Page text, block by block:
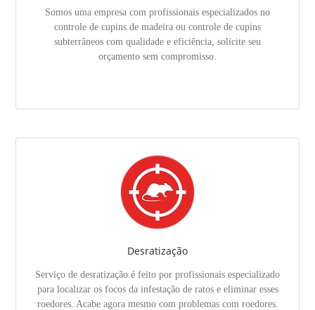
Somos uma empresa com profissionais especializados no
controle de cupins de madeira ou controle de cupins
subterrâneos com qualidade e eficiência, solicite seu
orçamento sem compromisso.
Desratização
Serviço de desratização é feito por profissionais especializado
para localizar os focos da infestação de ratos e eliminar esses
roedores. Acabe agora mesmo com problemas com roedores.